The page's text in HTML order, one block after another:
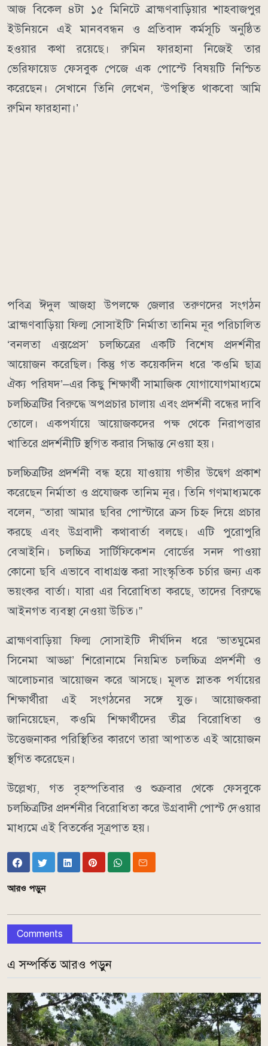
আজ বিকেল ৪টা ১৫ মিনিটে ব্রাহ্মণবাড়িয়ার শাহবাজপুর
ইউনিয়নে এই মানববন্ধন ও প্রতিবাদ কর্মসূচি অনুষ্ঠিত
হওয়ার কথা রয়েছে। রুমিন ফারহানা নিজেই তার
ভেরিফায়েড ফেসবুক পেজে এক পোস্টে বিষয়টি নিশ্চিত
করেছেন। সেখানে তিনি লেখেন, ‘উপস্থিত থাকবো আমি
রুমিন ফারহানা।’
পবিত্র ঈদুল আজহা উপলক্ষে জেলার তরুণদের সংগঠন
‘ব্রাহ্মণবাড়িয়া ফিল্ম সোসাইটি’ নির্মাতা তানিম নূর পরিচালিত
‘বনলতা এক্সপ্রেস’ চলচ্চিত্রের একটি বিশেষ প্রদর্শনীর
আয়োজন করেছিল। কিন্তু গত কয়েকদিন ধরে ‘কওমি ছাত্র
ঐক্য পরিষদ’–এর কিছু শিক্ষার্থী সামাজিক যোগাযোগমাধ্যমে
চলচ্চিত্রটির বিরুদ্ধে অপপ্রচার চালায় এবং প্রদর্শনী বন্ধের দাবি
তোলে। একপর্যায়ে আয়োজকদের পক্ষ থেকে নিরাপত্তার
খাতিরে প্রদর্শনীটি স্থগিত করার সিদ্ধান্ত নেওয়া হয়।
চলচ্চিত্রটির প্রদর্শনী বন্ধ হয়ে যাওয়ায় গভীর উদ্বেগ প্রকাশ
করেছেন নির্মাতা ও প্রযোজক তানিম নূর। তিনি গণমাধ্যমকে
বলেন, “তারা আমার ছবির পোস্টারে ক্রস চিহ্ন দিয়ে প্রচার
করছে এবং উগ্রবাদী কথাবার্তা বলছে। এটি পুরোপুরি
বেআইনি। চলচ্চিত্র সার্টিফিকেশন বোর্ডের সনদ পাওয়া
কোনো ছবি এভাবে বাধাগ্রস্ত করা সাংস্কৃতিক চর্চার জন্য এক
ভয়ংকর বার্তা। যারা এর বিরোধিতা করছে, তাদের বিরুদ্ধে
আইনগত ব্যবস্থা নেওয়া উচিত।”
ব্রাহ্মণবাড়িয়া ফিল্ম সোসাইটি দীর্ঘদিন ধরে ‘ভাতঘুমের
সিনেমা আড্ডা’ শিরোনামে নিয়মিত চলচ্চিত্র প্রদর্শনী ও
আলোচনার আয়োজন করে আসছে। মূলত স্নাতক পর্যায়ের
শিক্ষার্থীরা এই সংগঠনের সঙ্গে যুক্ত। আয়োজকরা
জানিয়েছেন, কওমি শিক্ষার্থীদের তীব্র বিরোধিতা ও
উত্তেজনাকর পরিস্থিতির কারণে তারা আপাতত এই আয়োজন
স্থগিত করেছেন।
উল্লেখ্য, গত বৃহস্পতিবার ও শুক্রবার থেকে ফেসবুকে
চলচ্চিত্রটির প্রদর্শনীর বিরোধিতা করে উগ্রবাদী পোস্ট দেওয়ার
মাধ্যমে এই বিতর্কের সূত্রপাত হয়।
আরও পড়ুন
Comments
এ সম্পর্কিত আরও পড়ুন